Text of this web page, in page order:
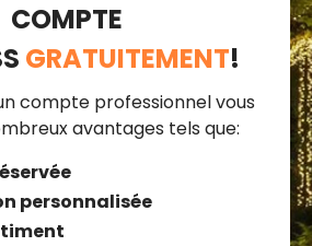
COMPTE
GRATUITEMENT!
compte professionnel vous
avantages tels que:
personnalisée